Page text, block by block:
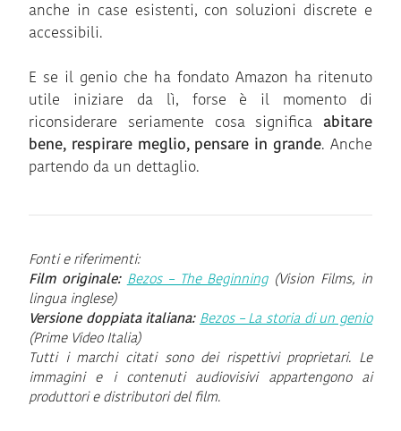
anche in case esistenti, con soluzioni discrete e
accessibili.
E se il genio che ha fondato Amazon ha ritenuto
utile iniziare da lì, forse è il momento di
riconsiderare seriamente cosa significa abitare
bene, respirare meglio, pensare in grande. Anche
partendo da un dettaglio.
Fonti e riferimenti:
Film originale: Bezos – The Beginning(Vision Films, in
lingua inglese)
Versione doppiata italiana: Bezos – La storia di un genio
(Prime Video Italia)
Tutti i marchi citati sono dei rispettivi proprietari. Le
immagini e i contenuti audiovisivi appartengono ai
produttori e distributori del film.